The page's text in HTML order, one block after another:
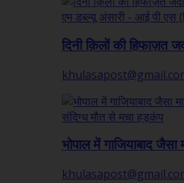
दिनी क़िलों की हिफाज़त
भोपाल में गाजियाबाद